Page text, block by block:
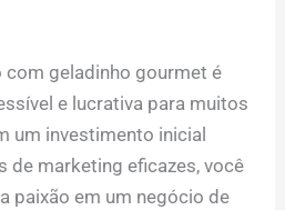
com geladinho gourmet é
e lucrativa para muitos
um investimento inicial
de marketing eficazes, você
paixão em um negócio de